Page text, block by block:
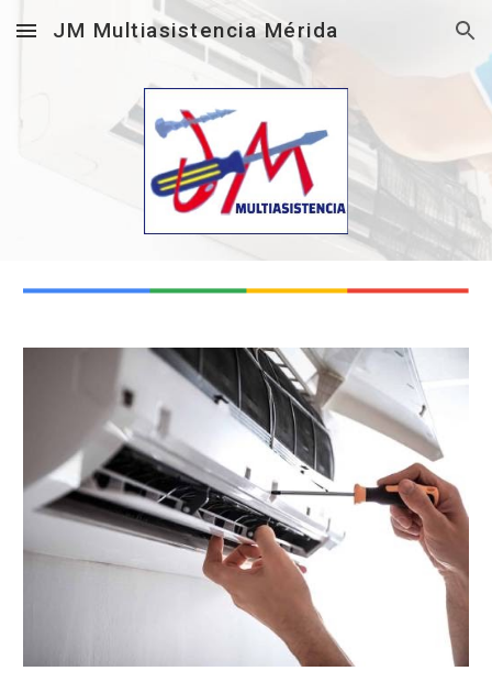
Skip to main content Skip to navigation
JM Multiasistencia Mérida